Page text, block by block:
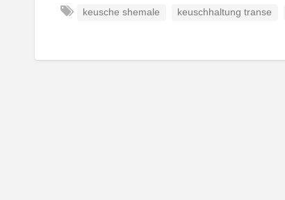
keusche shemale keuschhaltung transe